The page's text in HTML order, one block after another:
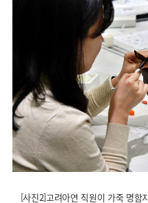
[사진2]고려아연 직원이 가죽 명함